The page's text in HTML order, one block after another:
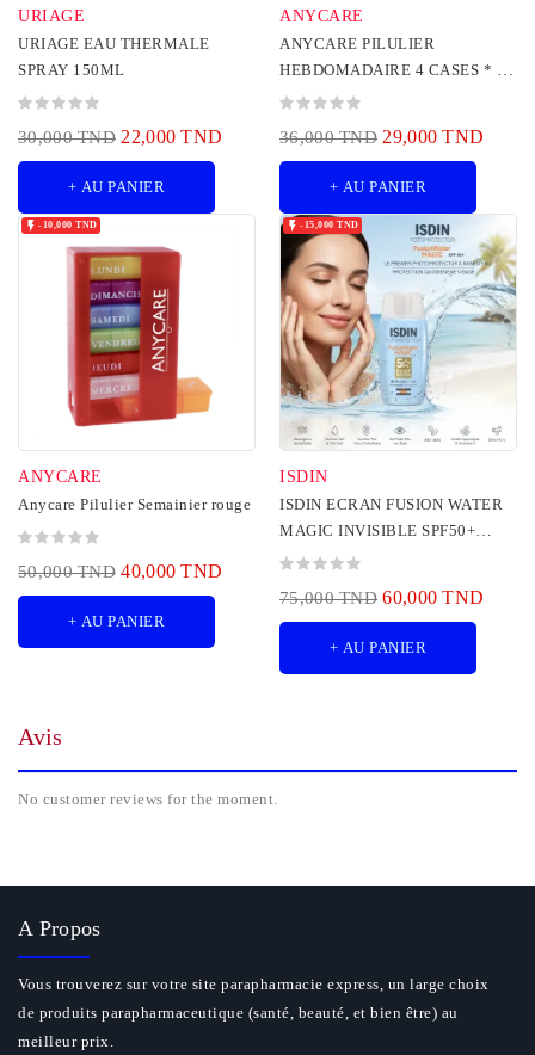
URIAGE
URIAGE EAU THERMALE
SPRAY 150ML
30,000 TND 22,000 TND
+ AU PANIER
ANYCARE
ANYCARE PILULIER
HEBDOMADAIRE 4 CASES * 7
JOURS
36,000 TND 29,000 TND
+ AU PANIER
-10,000 TND
ANYCARE
Anycare Pilulier Semainier rouge
50,000 TND 40,000 TND
+ AU PANIER
-15,000 TND
ISDIN
ISDIN ECRAN FUSION WATER
MAGIC INVISIBLE SPF50+
50ML
75,000 TND 60,000 TND
+ AU PANIER
Avis
No customer reviews for the moment.
A Propos
Vous trouverez sur votre site parapharmacie express, un large choix
de produits parapharmaceutique (santé, beauté, et bien être) au
meilleur prix.